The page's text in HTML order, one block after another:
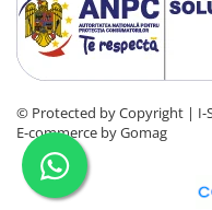
© Protected by Copyright | I-
E-commerce by Gomag